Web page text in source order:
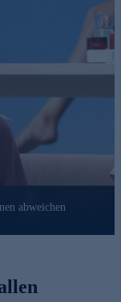
Schutzschild für
speziell auf die
ist. Die
und Squalan
und gepflegt
Haut ist
sanft und
Haut, ganz ohne
könnten. Vegan
hergestellt,
und sanft
abweichen